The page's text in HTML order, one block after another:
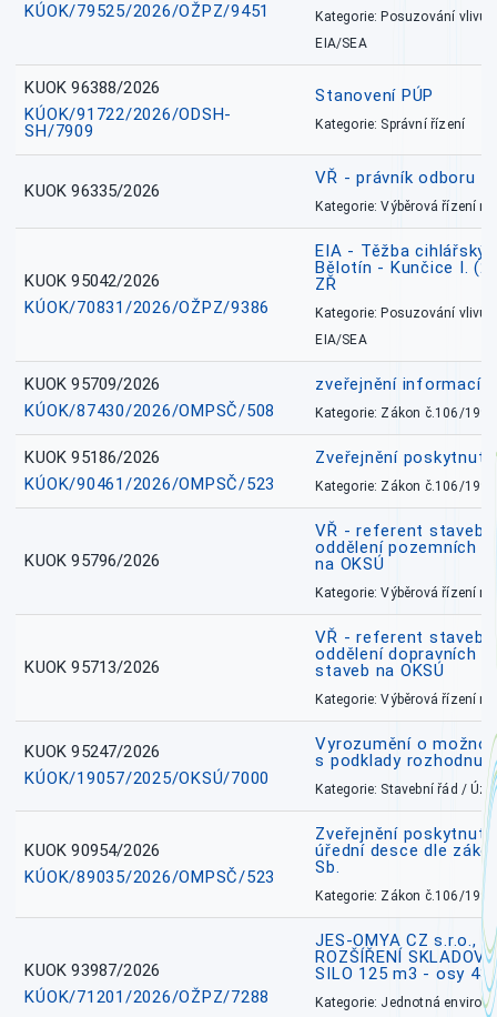
KÚOK/79525/2026/OŽPZ/9451
Kategorie: Posuzování vlivů
EIA/SEA
KUOK 96388/2026
KÚOK/91722/2026/ODSH-
SH/7909
Stanovení PÚP
Kategorie: Správní řízení
KUOK 96335/2026
VŘ - právník odboru
Kategorie: Výběrová řízení
KUOK 95042/2026
KÚOK/70831/2026/OŽPZ/9386
EIA - Těžba
Bělotín - Kunčice I.
ZŘ
Kategorie: Posuzování vlivů
EIA/SEA
KUOK 95709/2026
KÚOK/87430/2026/OMPSČ/508
zveřejnění informací
Kategorie: Zákon č.106/1999
KUOK 95186/2026
KÚOK/90461/2026/OMPSČ/523
Zveřejnění
Kategorie: Zákon č.106/1999
KUOK 95796/2026
VŘ - referent
oddělení pozemních
na OKSÚ
Kategorie: Výběrová řízení
KUOK 95713/2026
VŘ - referent
oddělení dopravních
staveb na OKSÚ
Kategorie: Výběrová řízení
KUOK 95247/2026
KÚOK/19057/2025/OKSÚ/7000
Vyrozumění o
s podklady rozhodnutí
Kategorie: Stavební řád /
KUOK 90954/2026
KÚOK/89035/2026/OMPSČ/523
Zveřejnění
úřední desce dle
Sb.
Kategorie: Zákon č.106/1999
KUOK 93987/2026
KÚOK/71201/2026/OŽPZ/7288
JES-OMYA CZ s.r.o.,
ROZŠÍŘENÍ
SILO 125 m3 - osy
Kategorie: Jednotná